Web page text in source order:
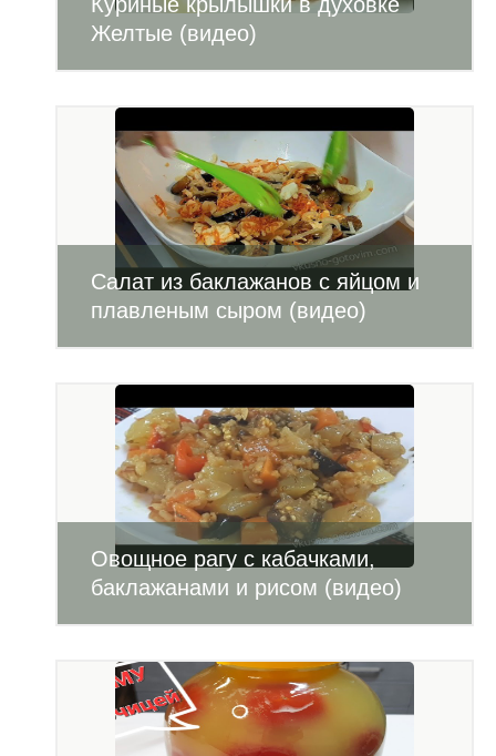
Желтые (видео)
Салат из баклажанов с яйцом и
плавленым сыром (видео)
Овощное рагу с кабачками,
баклажанами и рисом (видео)